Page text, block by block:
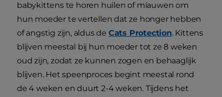
babykittens te horen huilen of miauwen om
hun moeder te vertellen dat ze honger hebben
of angstig zijn, aldus de Cats Protection. Kittens
blijven meestal bij hun moeder tot ze 8 weken
oud zijn, zodat ze kunnen zogen en behaaglijk
blijven. Het speenproces begint meestal rond
de 4 weken en duurt 2-4 weken. Tijdens het